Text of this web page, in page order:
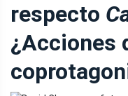
respecto
¿Acciones